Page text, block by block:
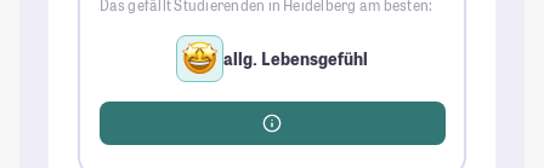
Das gefällt Studierenden in Heidelberg am besten:
allg. Lebensgefühl